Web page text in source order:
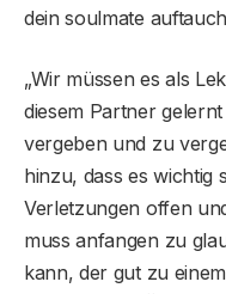
dein soulmate
„Wir müssen es als
diesem Partner
vergeben und zu
hinzu, dass es wichtig
Verletzungen offen
muss anfangen zu
kann, der gut zu